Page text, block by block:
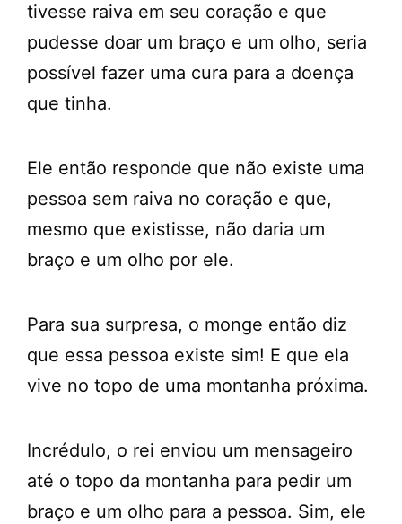
tivesse raiva em seu coração e que
pudesse doar um braço e um olho, seria
possível fazer uma cura para a doença
que tinha.
Ele então responde que não existe uma
pessoa sem raiva no coração e que,
mesmo que existisse, não daria um
braço e um olho por ele.
Para sua surpresa, o monge então diz
que essa pessoa existe sim! E que ela
vive no topo de uma montanha próxima.
Incrédulo, o rei enviou um mensageiro
até o topo da montanha para pedir um
braço e um olho para a pessoa. Sim, ele